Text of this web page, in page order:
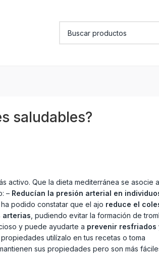
saludables?
activo. Que la dieta mediterránea se asocie
– Reducían la presión arterial en
podido constatar que el ajo reduce el
arterias , pudiendo evitar la formación de
y puede ayudarte a prevenir resfriados
utilízalo en tus recetas o toma
sus propiedades pero son más